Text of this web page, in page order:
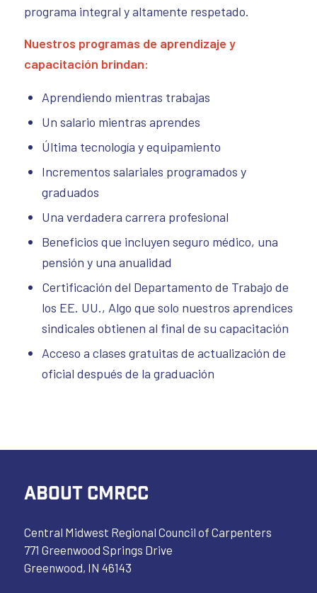
programa integral y altamente respetado.
Nuestros programas de aprendizaje y
capacitación brindan:
Aprendiendo mientras trabajas
Un salario mientras aprendes
Última tecnología y equipamiento
Incrementos salariales programados y
graduados
Una verdadera carrera profesional
Beneficios que incluyen seguro médico, una
pensión y una anualidad
Certificación del Departamento de Trabajo de
los EE. UU., Algo que solo nuestros aprendices
sindicales obtienen al final de su capacitación
Acceso a clases gratuitas de actualización de
oficial después de la graduación
ABOUT CMRCC
Central Midwest Regional Council of Carpenters
771 Greenwood Springs Drive
Greenwood, IN 46143